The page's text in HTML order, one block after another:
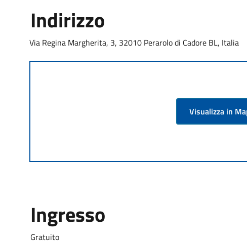
Indirizzo
Via Regina Margherita, 3, 32010 Perarolo di Cadore BL, Italia
Visualizza in
Ingresso
Gratuito